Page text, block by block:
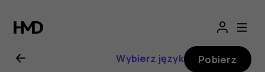
Nokia
2720 Wybierz język Pobierz